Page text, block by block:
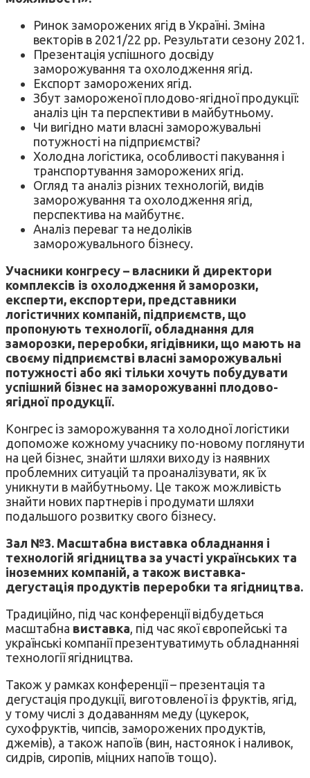
Ринок заморожених ягід в Україні. Зміна
векторів в 2021/22 рр. Результати сезону 2021.
Презентація успішного досвіду
заморожування та охолодження ягід.
Експорт заморожених ягід.
Збут замороженої плодово-ягідної продукції:
аналіз цін та перспективи в майбутньому.
Чи вигідно мати власні заморожувальні
потужності на підприємстві?
Холодна логістика, особливості пакування і
транспортування заморожених ягід.
Огляд та аналіз різних технологій, видів
заморожування та охолодження ягід,
перспектива на майбутнє.
Аналіз переваг та недоліків
заморожувального бізнесу.
Учасники конгресу – власники й директори
комплексів із охолодження й заморозки,
експерти, експортери, представники
логістичних компаній, підприємств, що
пропонують технології, обладнання для
заморозки, переробки, ягідівники, що мають на
своєму підприємстві власні заморожувальні
потужності або які тільки хочуть побудувати
успішний бізнес на заморожуванні плодово-
ягідної продукції.
Конгрес із заморожування та холодної логістики
допоможе кожному учаснику по-новому поглянути
на цей бізнес, знайти шляхи виходу із наявних
проблемних ситуацій та проаналізувати, як їх
уникнути в майбутньому. Це також можливість
знайти нових партнерів і продумати шляхи
подальшого розвитку свого бізнесу.
Зал №3. Масштабна виставка обладнання і
технологій ягідництва за участі українських та
іноземних компаній, а також виставка-
дегустація продуктів переробки та ягідництва.
Традиційно, під час конференції відбудеться
масштабна виставка , під час якої європейські та
українські компанії презентуватимуть обладнанняі
технології ягідництва.
Також у рамках конференції – презентація та
дегустація продукції, виготовленої із фруктів, ягід,
у тому числі з додаванням меду (цукерок,
сухофруктів, чипсів, заморожених продуктів,
джемів), а також напоїв (вин, настоянок і наливок,
сидрів, сиропів, міцних напоїв тощо).